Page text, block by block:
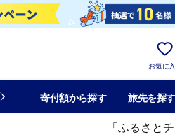
お気に
寄付額から探す 旅先を探す
「ふるさと